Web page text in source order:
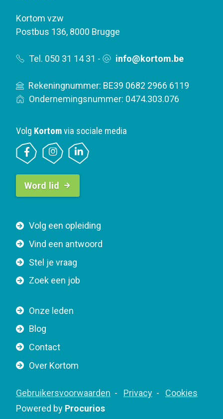
Kortom vzw
Postbus 136, 8000 Brugge
Tel. 050 31 14 31 - info@kortom.be
Rekeningnummer: BE39 0682 2966 6119
Ondernemingsnummer: 0474.303.076
F
o
t
e
a
v
i
a
i
o
Volg een opleiding
Vind een antwoord
Stel je vraag
Zoek een job
Onze leden
Blog
Contact
Over Kortom
F
o
Gebruikersvoorwaarden Privacy
Cookies
Powered by Procurios
Volg Kortomvia sociale media
B
t
o
n
a
v
g
t
i
o
Word lid